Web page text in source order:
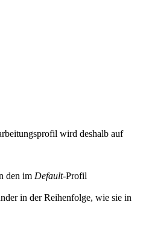
wird deshalb auf
den im Default-Profil
in der Reihenfolge, wie sie in